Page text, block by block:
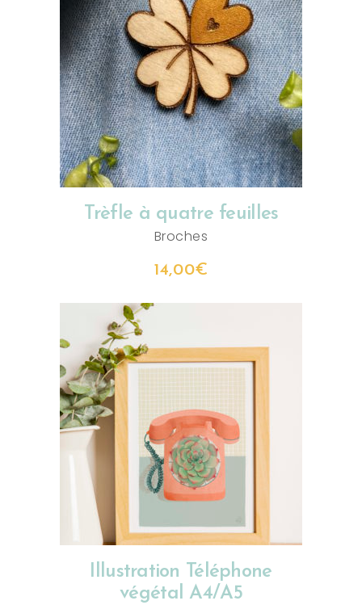
AJOUTER AU PANIER
Trèfle à quatre feuilles
Broches
14,00€
CHOIX DES OPTIONS
Illustration Téléphone
végétal A4/A5